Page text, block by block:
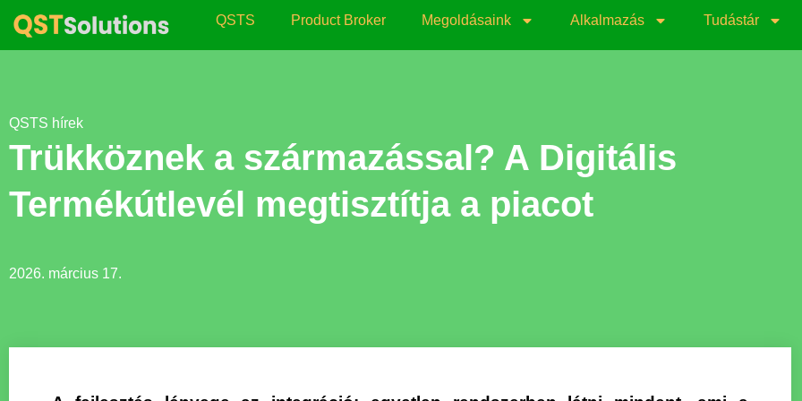
QSTS Product Broker Megoldásaink Alkalmazás Tudástár
QSTS hírek
Trükköznek a származással? A Digitális
Termékútlevél megtisztítja a piacot
2026. március 17.